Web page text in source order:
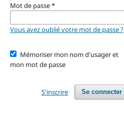
Mot de passe*
Vous avez oublié votre mot de passe ?
Mémoriser mon nom d'usager et
mon mot de passe
Se connecter
S'inscrire